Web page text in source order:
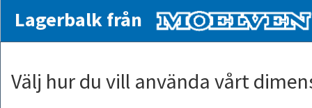
Lagerbalk från
Välj hur du vill använda vårt